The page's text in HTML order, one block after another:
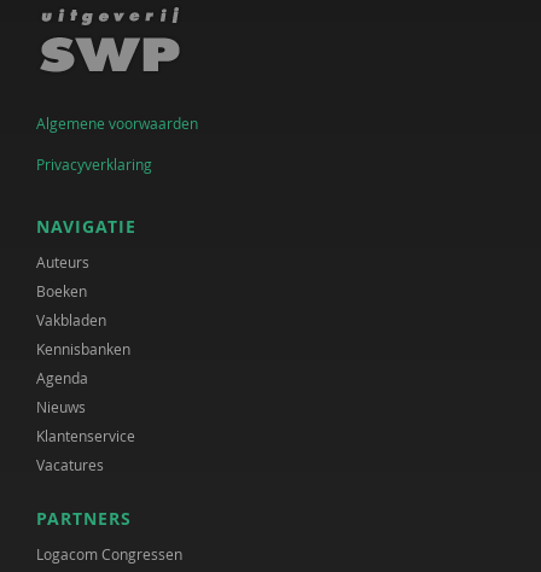
Algemene voorwaarden
Privacyverklaring
NAVIGATIE
Auteurs
Boeken
Vakbladen
Kennisbanken
Agenda
Nieuws
Klantenservice
Vacatures
PARTNERS
Logacom Congressen